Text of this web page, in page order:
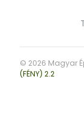
© 2026 Magyar
(FÉNY) 2.2